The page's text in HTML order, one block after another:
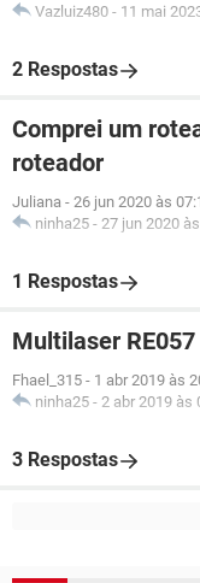
Vazluiz480 - 11 mai
2 Respostas
Comprei um
roteador
Juliana - 26 jun 2020 às
ninha25 - 27 jun 2020
1 Respostas
Multilaser RE057
Fhael_315 - 1 abr 2019 às
ninha25 - 2 abr 2019 às
3 Respostas